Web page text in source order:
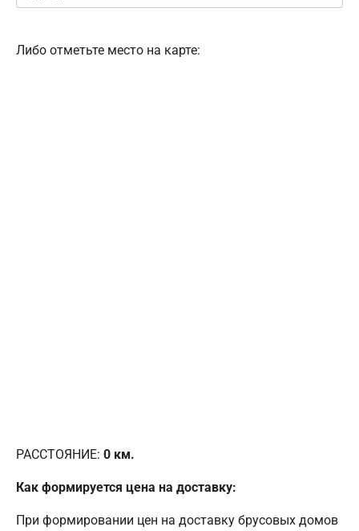
Либо отметьте место на карте:
РАССТОЯНИЕ: 0 км.
Как формируется цена на доставку:
При формировании цен на доставку брусовых домов